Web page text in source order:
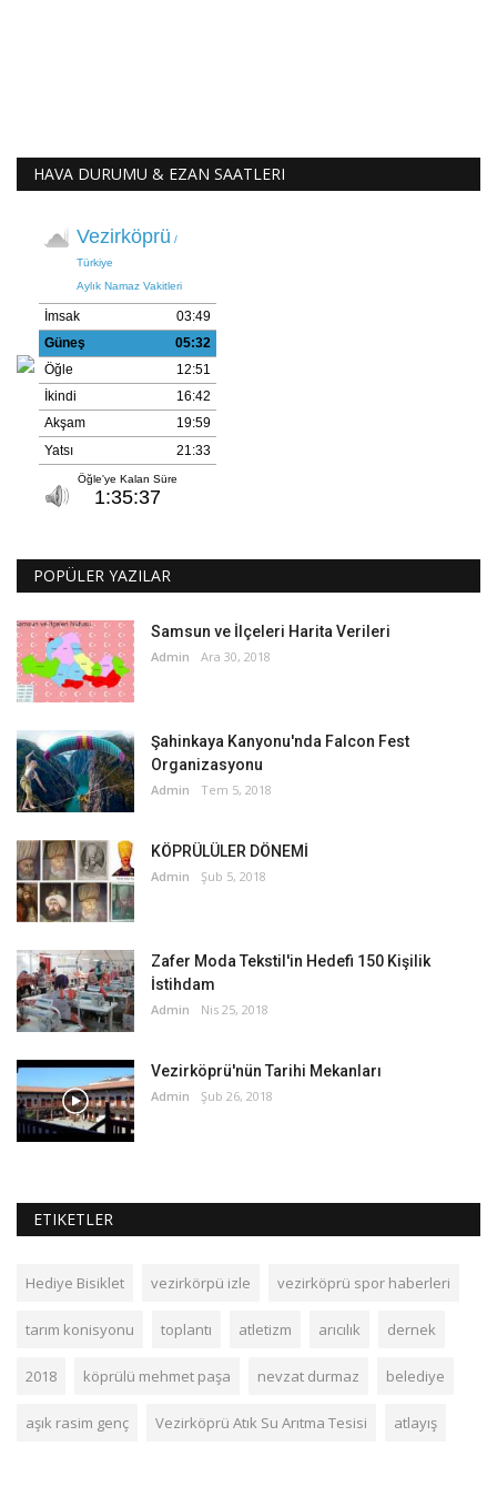
HAVA DURUMU & EZAN SAATLERI
POPÜLER YAZILAR
Samsun ve İlçeleri Harita Verileri
Admin Ara 30, 2018
Şahinkaya Kanyonu'nda Falcon Fest
Organizasyonu
Admin Tem 5, 2018
KÖPRÜLÜLER DÖNEMİ
Admin Şub 5, 2018
Zafer Moda Tekstil'in Hedefi 150 Kişilik
İstihdam
Admin Nis 25, 2018
Vezirköprü'nün Tarihi Mekanları
Admin Şub 26, 2018
ETIKETLER
Hediye Bisiklet vezirkörpü izle vezirköprü spor haberleri
tarım konisyonu toplantı atletizm arıcılık dernek
2018 köprülü mehmet paşa nevzat durmaz belediye
aşık rasim genç Vezirköprü Atık Su Arıtma Tesisi atlayış